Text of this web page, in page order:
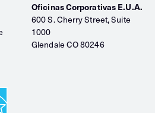
Oficinas Corporativas E.U.A.
600 S. Cherry Street, Suite
1000
Glendale CO 80246